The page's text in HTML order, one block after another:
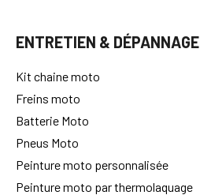
ENTRETIEN & DÉPANNAGE
Kit chaine moto
Freins moto
Batterie Moto
Pneus Moto
Peinture moto personnalisée
Peinture moto par thermolaquage